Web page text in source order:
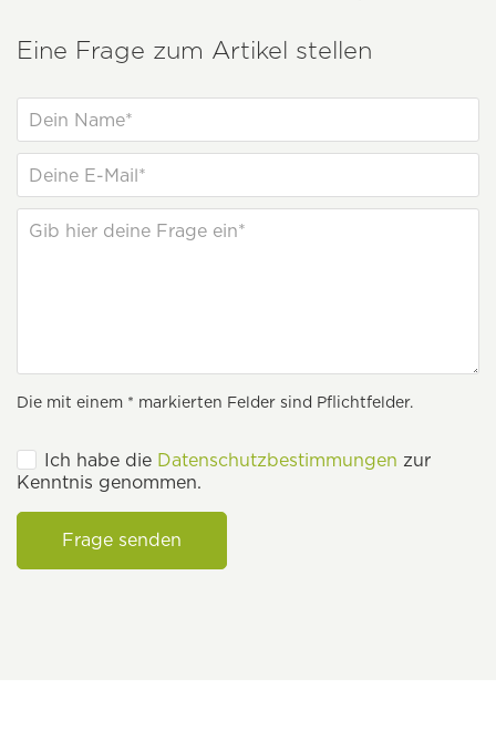
Eine Frage zum Artikel stellen
Die mit einem * markierten Felder sind Pflichtfelder.
Ich habe die Datenschutzbestimmungen zur
Kenntnis genommen.
Frage senden